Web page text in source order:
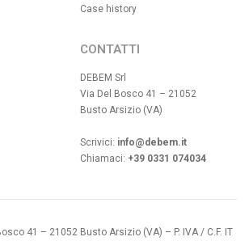
Case history
CONTATTI
DEBEM Srl
Via Del Bosco 41 – 21052
Busto Arsizio (VA)
Scrivici: info@debem.it
Chiamaci: +39 0331 074034
41 – 21052 Busto Arsizio (VA) – P. IVA / C.F. IT